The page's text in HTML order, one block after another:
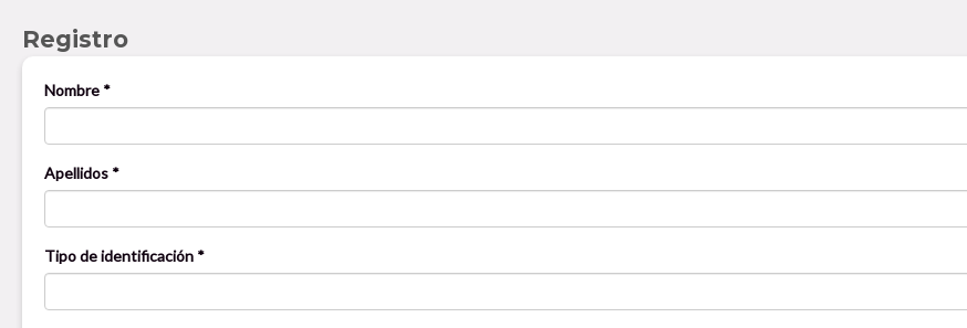
Registro
Nombre *
Apellidos *
Tipo de identificación *